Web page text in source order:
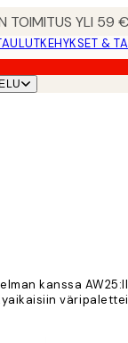
TOIMITUS YLI 59
KEHYKSET &
kanssa